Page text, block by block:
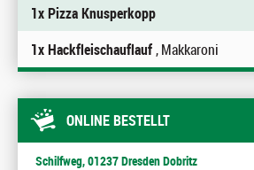
1x Pizza Knusperkopp
1x Hackfleischauflauf, Makkaroni
ONLINE BESTELLT
Schilfweg, 01237 Dresden Dobritz